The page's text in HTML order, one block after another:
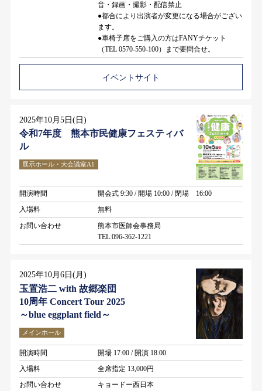
音・録画・撮影・配信禁止
●都合により出演者が変更になる場合がござい
ます。
●車椅子席をご購入の方はFANYチケット
（TEL 0570-550-100）まで要問合せ。
イベントサイト
2025年10月5日(日)
令和7年度 熊本市民健康フェスティバ
ル
展示ホール・大会議室A1
開演時間
開会式 9:30 / 開場 10:00 / 閉場 16:00
入場料
無料
お問い合わせ
熊本市医師会事務局
TEL:096-362-1221
2025年10月6日(月)
玉置浩二 with 故郷楽団
10周年 Concert Tour 2025
～blue eggplant field～
メインホール
開演時間
開場 17:00 / 開演 18:00
入場料
全席指定 13,000円
お問い合わせ
キョードー西日本